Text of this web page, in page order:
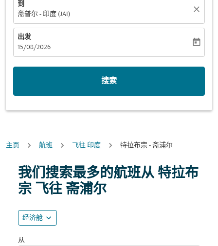
到
斋普尔 - 印度 (JAI)
close
出发
fc-booking-departure-date-aria-label
15/08/2026
today
搜索
主页 航班 飞往 印度 特拉布宗 - 斋浦尔
我们搜索最多的航班从 特拉布
宗 飞往 斋浦尔
经济舱 expand_more
从
尝试更新您的路线（出发地和/或目的地）或与下面的各